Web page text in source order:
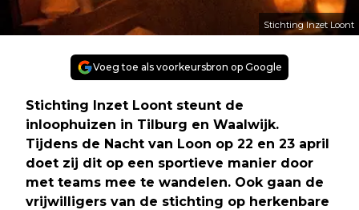
Stichting Inzet Loont
Voeg toe als voorkeursbron op Google
Stichting Inzet Loont steunt de
inloophuizen in Tilburg en Waalwijk.
Tijdens de Nacht van Loon op 22 en 23 april
doet zij dit op een sportieve manier door
met teams mee te wandelen. Ook gaan de
vrijwilligers van de stichting op herkenbare